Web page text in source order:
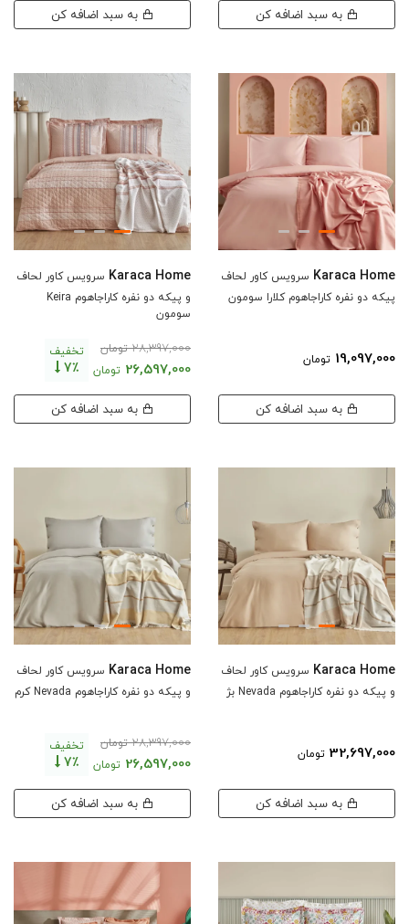
Karaca Home سرویس کاور لحاف
پیکه دو نفره کاراجاهوم کلارا سومون
19,097,000 تومان
Karaca Home سرویس کاور لحاف
و پیکه دو نفره کاراجاهوم Keira
سومون
28,397,000 تومان
26,597,000 تومان
تخفیف
7٪
Karaca Home سرویس کاور لحاف
و پیکه دو نفره کاراجاهوم Nevada بژ
32,697,000 تومان
Karaca Home سرویس کاور لحاف
و پیکه دو نفره کاراجاهوم Nevada کرم
28,397,000 تومان
26,597,000 تومان
تخفیف
7٪